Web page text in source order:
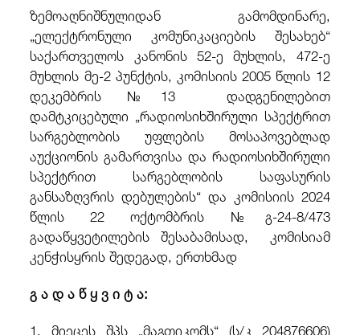
ზემოაღნიშნულიდან გამომდინარე,
„ელექტრონული კომუნიკაციების შესახებ“
საქართველოს კანონის 52-ე მუხლის, 472-ე
მუხლის მე-2 პუნქტის, კომისიის 2005 წლის 12
დეკემბრის №13 დადგენილებით
დამტკიცებული „რადიოსიხშირული სპექტრით
სარგებლობის უფლების მოსაპოვებლად
აუქციონის გამართვისა და რადიოსიხშირული
სპექტრით სარგებლობის საფასურის
განსაზღვრის დებულების“ და კომისიის 2024
წლის 22 ოქტომბრის №გ-24-8/473
გადაწყვეტილების შესაბამისად, კომისიამ
კენჭისყრის შედეგად, ერთხმად
გ ა დ ა წ ყ ვ ი ტ ა:
1. მიეცეს შპს „მაგთიკომს“ (ს/კ 204876606)